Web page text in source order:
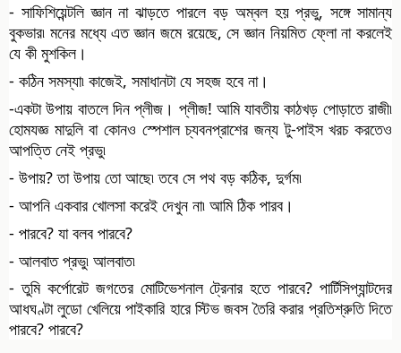
- সাফিশিয়েন্টলি জ্ঞান না ঝাড়তে পারলে বড় অম্বল হয় প্রভু, সঙ্গে সামান্য
বুকভার৷ মনের মধ্যে এত জ্ঞান জমে রয়েছে, সে জ্ঞান নিয়মিত ফ্লো না করলেই
যে কী মুশকিল।
- কঠিন সমস্যা৷ কাজেই, সমাধানটা যে সহজ হবে না।
-একটা উপায় বাতলে দিন প্লীজ। প্লীজ! আমি যাবতীয় কাঠখড় পোড়াতে রাজী৷
হোমযজ্ঞ মাদুলি বা কোনও স্পেশাল চ্যবনপ্রাশের জন্য টু-পাইস খরচ করতেও
আপত্তি নেই প্রভু৷
- উপায়? তা উপায় তো আছে৷ তবে সে পথ বড় কঠিক, দুর্গম৷
- আপনি একবার খোলসা করেই দেখুন না৷ আমি ঠিক পারব।
- পারবে? যা বলব পারবে?
- আলবাত প্রভু৷ আলবাত৷
- তুমি কর্পোরেট জগতের মোটিভেশনাল ট্রেনার হতে পারবে? পার্টিসিপ্যান্টদের
আধঘণ্টা লুডো খেলিয়ে পাইকারি হারে স্টিভ জবস তৈরি করার প্রতিশ্রুতি দিতে
পারবে? পারবে?